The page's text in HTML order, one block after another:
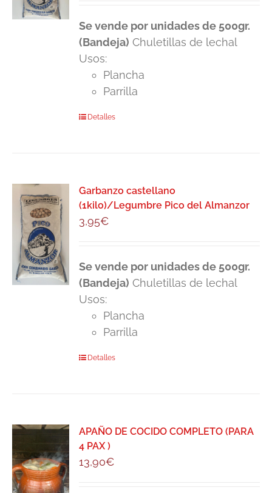
Se vende por unidades de 500gr.
(Bandeja) Chuletillas de lechal
Usos:
Plancha
Parrilla
Detalles
Garbanzo castellano
(1kilo)/Legumbre Pico del Almanzor
3,95€
Se vende por unidades de 500gr.
(Bandeja) Chuletillas de lechal
Usos:
Plancha
Parrilla
Detalles
APAÑO DE COCIDO COMPLETO (PARA
4 PAX )
13,90€